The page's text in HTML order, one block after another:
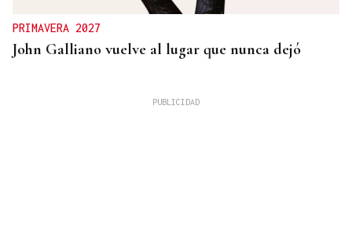
PRIMAVERA 2027
John Galliano vuelve al lugar que nunca dejó